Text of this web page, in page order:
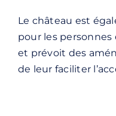
Le château est
pour les
et prévoit des
de leur faciliter